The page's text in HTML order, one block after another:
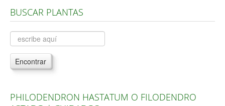
Árboles, Cicas y Palmeras de la G a la Z
Plantas Anuales y Perennes
Plantas Bulbosas y Acuáticas
Plantas de Interior
Plantas Aromáticas y de Huerto
BUSCAR PLANTAS
Encontrar
PHILODENDRON HASTATUM O FILODENDRO